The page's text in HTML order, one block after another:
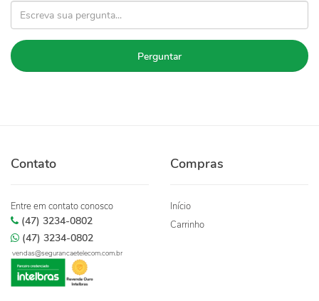
Perguntar
Contato
Entre em contato conosco
(47) 3234-0802
(47) 3234-0802
vendas@segurancaetelecom.com.br
Compras
Início
Carrinho